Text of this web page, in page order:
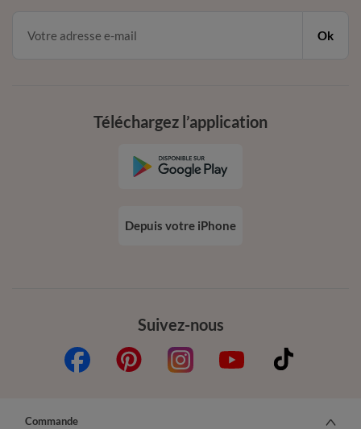
Ok
Suivez-nous
Téléchargez l’application
Depuis votre iPhone
Commande